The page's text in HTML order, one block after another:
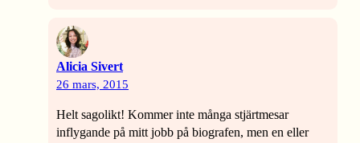
Alicia Sivert
26 mars, 2015
Helt sagolikt! Kommer inte många stjärtmesar
inflygande på mitt jobb på biografen, men en eller